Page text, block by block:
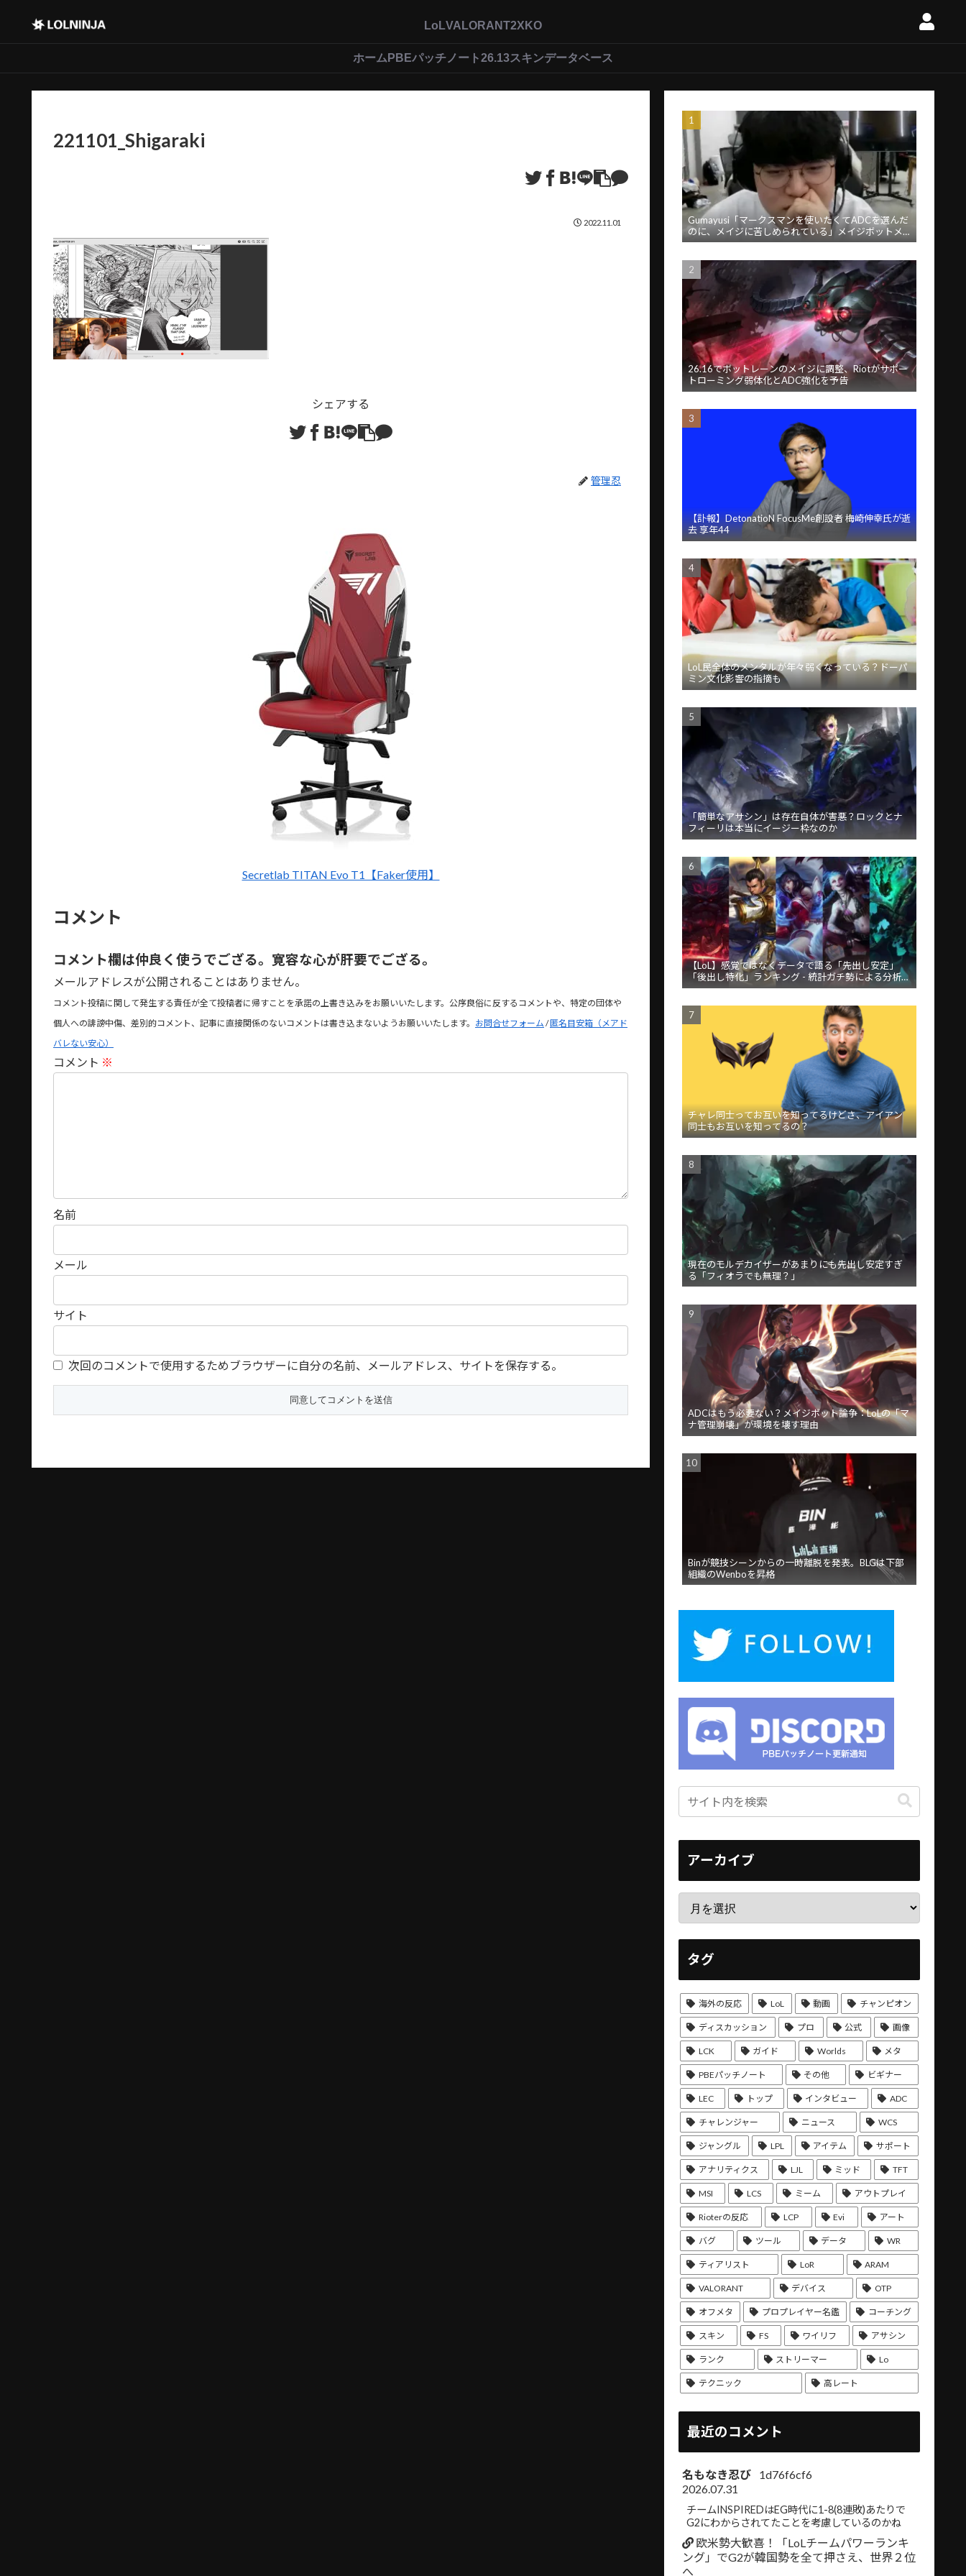
LoLVALORANT2XKO
ホーム PBEパッチノート26.13スキンデータベース
221101_Shigaraki
2022.11.01
シェアする
管理忍
Secretlab TITAN Evo T1【Faker使用】
コメント
コメント欄は仲良く使うでござる。寛容な心が肝要でござる。
メールアドレスが公開されることはありません。
コメント投稿に関して発生する責任が全て投稿者に帰すことを承諾の上書き込みをお願いいたします。公序良俗に反するコメントや、特定の団体や
個人への誹謗中傷、差別的コメント、記事に直接関係のないコメントは書き込まないようお願いいたします。 お問合せフォーム /匿名目安箱（メアド
バレない安心）
コメント ※
名前
メール
サイト
次回のコメントで使用するためブラウザーに自分の名前、メールアドレス、サイトを保存する。
Gumayusi「マークスマンを使いたくてADCを選んだ
のに、メイジに苦しめられている」メイジボットメ
タに苦言
26.16でボットレーンのメイジに調整、Riotがサポー
トローミング弱体化とADC強化を予告
【訃報】DetonatioN FocusMe創設者 梅崎伸幸氏が逝
去 享年44
LoL民全体のメンタルが年々弱くなっている？ドーパ
ミン文化影響の指摘も
「簡単なアサシン」は存在自体が害悪？ロックとナ
フィーリは本当にイージー枠なのか
【LoL】感覚ではなくデータで語る「先出し安定」
「後出し特化」ランキング - 統計ガチ勢による分析が
話題
チャレ同士ってお互いを知ってるけどさ、アイアン
同士もお互いを知ってるの？
現在のモルデカイザーがあまりにも先出し安定すぎ
る「フィオラでも無理？」
ADCはもう必要ない？メイジボット論争：LoLの「マ
ナ管理崩壊」が環境を壊す理由
Binが競技シーンからの一時離脱を発表。BLGは下部
組織のWenboを昇格
アーカイブ
タグ
海外の反応 LoL 動画 チャンピオン
ディスカッション プロ 公式 画像
LCK ガイド Worlds メタ
PBEパッチノート その他 ビギナー
LEC トップ インタビュー ADC
チャレンジャー ニュース WCS
ジャングル LPL アイテム サポート
アナリティクス LJL ミッド TFT
MSI LCS ミーム アウトプレイ
Rioterの反応 LCP Evi アート
バグ ツール データ WR
ティアリスト LoR ARAM
VALORANT デバイス OTP
オフメタ プロプレイヤー名鑑 コーチング
スキン FS ワイリフ アサシン
ランク ストリーマー Lo
テクニック 高レート
最近のコメント
名もなき忍び
1d76f6cf6
2026.07.31
チームINSPIREDはEG時代に1-8(8連敗)あたりで
G2にわからされてたことを考慮しているのかね
欧米勢大歓喜！「LoLチームパワーランキ
ング」でG2が韓国勢を全て押さえ、世界２位
へ